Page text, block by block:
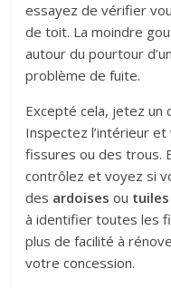
essayez de vérifier
de toit. La moindre
autour du pourtour
problème de fuite.
Excepté cela, jetez un
Inspectez l’intérieur
fissures ou des trous.
contrôlez et voyez si
des ardoises ou
à identifier toutes les
plus de facilité à
votre concession.